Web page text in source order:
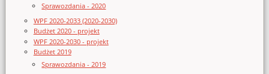
Sprawozdania - 2020
WPF 2020-2033 (2020-2030)
Budżet 2020 - projekt
WPF 2020-2030 - projekt
Budżet 2019
Sprawozdania - 2019